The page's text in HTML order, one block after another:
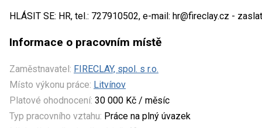
HLÁSIT SE: HR, tel.: 727910502, e-mail: hr@fireclay.cz -
Informace o pracovním místě
Zaměstnavatel: FIRECLAY, spol. s r.o.
Místo výkonu práce: Litvínov
Platové ohodnocení: 30 000 Kč / měsíc
Typ pracovního vztahu: Práce na plný úvazek